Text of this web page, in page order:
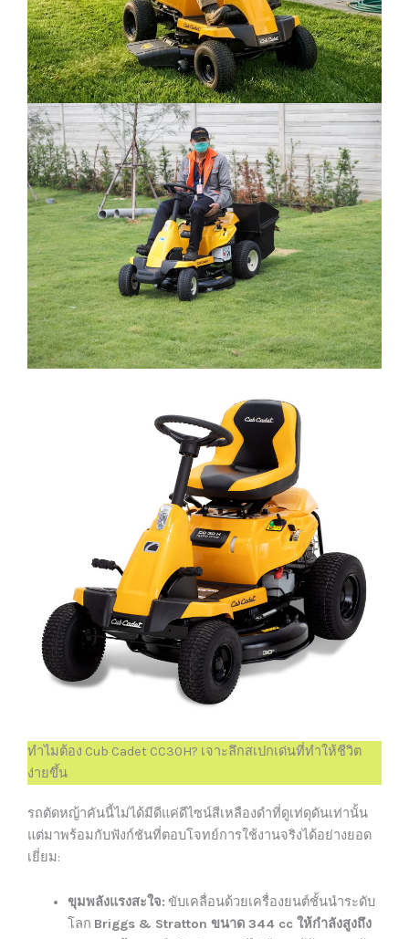
ทำไมต้อง Cub Cadet CC30H? เจาะลึกสเปกเด่นที่ทำให้ชีวิต
ง่ายขึ้น
รถตัดหญ้าคันนี้ไม่ได้มีดีแค่ดีไซน์สีเหลืองดำที่ดูเท่ดุดันเท่านั้น
แต่มาพร้อมกับฟังก์ชันที่ตอบโจทย์การใช้งานจริงได้อย่างยอด
เยี่ยม:
ขุมพลังแรงสะใจ: ขับเคลื่อนด้วยเครื่องยนต์ชั้นนำระดับ
โลก Briggs & Stratton ขนาด 344 cc ให้กำลังสูงถึง